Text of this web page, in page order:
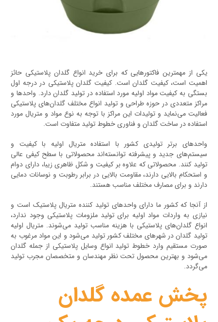
یکی از مهمترین فاکتورهایی که برای خرید انواع گلدان پلاستیکی حائز
اهمیت است، کیفیت گلدان است. کیفیت گلدان پلاستیکی در درجه اول
بستگی به کیفیت مواد اولیه مورد استفاده در تولید گلدان دارد. واحدها و
مراکز متعددی در حوزه طراحی و تولید انواع مختلف گلدان‌های پلاستیکی
فعالیت می‌نماید و تولیدات این مراکز با توجه به نوع مواد و متریال مورد
استفاده در ساخت گلدان و فناوری خطوط تولید متفاوت است.
واحدهای برتر تولیدی کشور با استفاده متریال اولیه با کیفیت و
سیستم‌های جدید و پیشرفته توانسته‌اند محصولاتی با سطح کیفی عالی
تولید کنند. محصولاتی که علاوه بر کیفیت و شکل ظاهری زیبا، دارای دوام
و استحکام بالایی دارند، مقاومت بالایی در برابر رطوبت و نوسانات دمایی
دارند و برای مصارف مختلف مناسب هستند.
از آنجا که کشور ما دارای واحدهای تولید کننده متریال پلاستیک است و
نیازی به واردات مواد اولیه برای تولید ملزومات پلاستیکی وجود ندارد،
انواع گلدان‌های پلاستیکی با هزینه مناسب تولید می‌شوند. متریال اولیه
تولید گلدان در شهرهای مختلف کشور تولید می‌شود و این مواد مرغوب به
صورت مستقیم وارد خطوط تولید انواع وسایل پلاستیکی از جمله گلدان
می‌شود و بهترین محصول تحت نظر مهندسان و متخصصان مجرب تولید
می‌گردد.
پخش عمده گلدان